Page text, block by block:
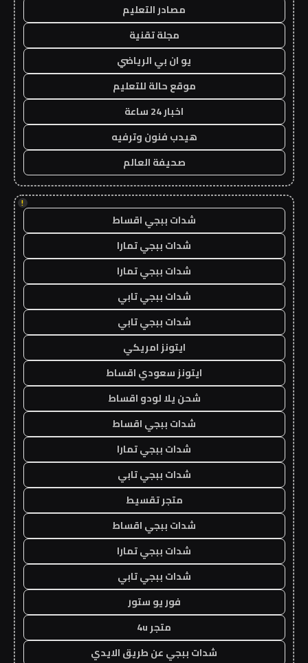
مصادر التعليم
مجلة تقنية
يو ان بي الرياضي
موقع حالة للتعليم
اخبار 24 ساعة
هيدب فنون وترفيه
صحيفة العالم
!
شدات ببجي اقساط
شدات ببجي تمارا
شدات ببجي تمارا
شدات ببجي تابي
شدات ببجي تابي
ايتونز امريكي
ايتونز سعودي اقساط
شحن يلا لودو اقساط
شدات ببجي اقساط
شدات ببجي تمارا
شدات ببجي تابي
متجر تقسيط
شدات ببجي اقساط
شدات ببجي تمارا
شدات ببجي تابي
فور يو ستور
متجر 4u
شدات ببجي عن طريق الايدي